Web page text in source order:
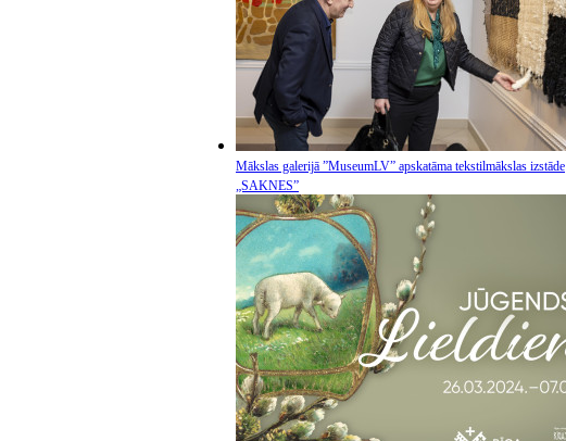
Mākslas galerijā ”MuseumLV” apskatāma tekstilmākslas izstāde
„SAKNES”